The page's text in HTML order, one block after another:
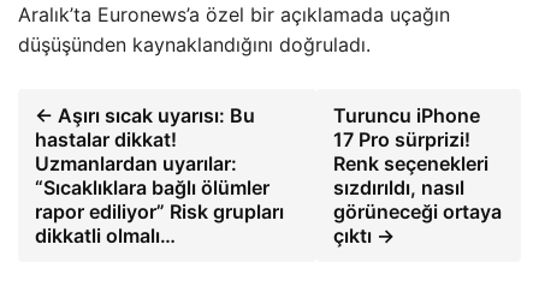
Aralık’ta Euronews’a özel bir açıklamada uçağın
düşüşünden kaynaklandığını doğruladı.
← Aşırı sıcak uyarısı: Bu
hastalar dikkat!
Uzmanlardan uyarılar:
“Sıcaklıklara bağlı ölümler
rapor ediliyor” Risk grupları
dikkatli olmalı…
Turuncu iPhone
17 Pro sürprizi!
Renk seçenekleri
sızdırıldı, nasıl
görüneceği ortaya
çıktı →